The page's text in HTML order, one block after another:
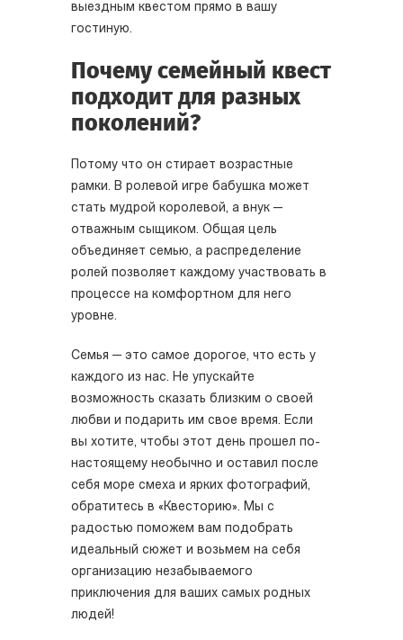
выездным квестом прямо в вашу
гостиную.
Почему семейный квест
подходит для разных
поколений?
Потому что он стирает возрастные
рамки. В ролевой игре бабушка может
стать мудрой королевой, а внук —
отважным сыщиком. Общая цель
объединяет семью, а распределение
ролей позволяет каждому участвовать в
процессе на комфортном для него
уровне.
Семья — это самое дорогое, что есть у
каждого из нас. Не упускайте
возможность сказать близким о своей
любви и подарить им свое время. Если
вы хотите, чтобы этот день прошел по-
настоящему необычно и оставил после
себя море смеха и ярких фотографий,
обратитесь в «Квесторию». Мы с
радостью поможем вам подобрать
идеальный сюжет и возьмем на себя
организацию незабываемого
приключения для ваших самых родных
людей!